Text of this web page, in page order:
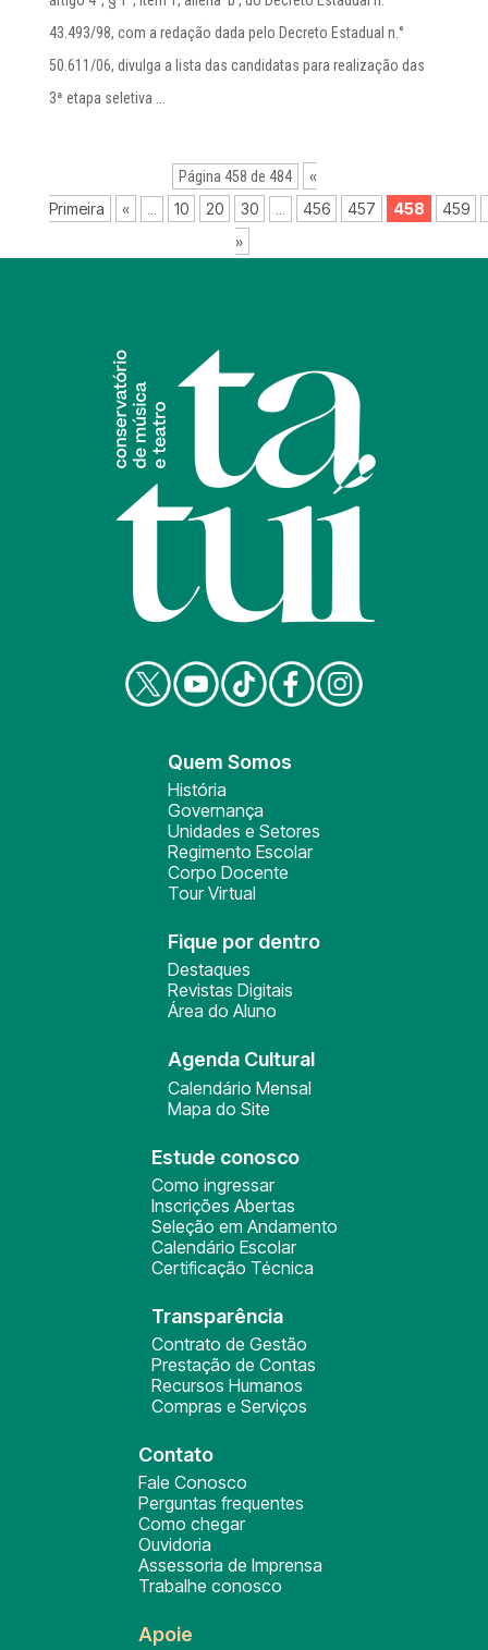
43.493/98, com a redação dada pelo Decreto Estadual n.°
50.611/06, divulga a lista das candidatas para realização das
3ª etapa seletiva ...
Página 458 de 484
«
Primeira
« 10 20 30 456 457 458 459
»
Quem Somos
História
Governança
Unidades e Setores
Regimento Escolar
Corpo Docente
Tour Virtual
Fique por dentro
Destaques
Revistas Digitais
Área do Aluno
Agenda Cultural
Calendário Mensal
Mapa do Site
Estude conosco
Como ingressar
Inscrições Abertas
Seleção em Andamento
Calendário Escolar
Certificação Técnica
Transparência
Contrato de Gestão
Prestação de Contas
Recursos Humanos
Compras e Serviços
Contato
Fale Conosco
Perguntas frequentes
Como chegar
Ouvidoria
Assessoria de Imprensa
Trabalhe conosco
Apoie